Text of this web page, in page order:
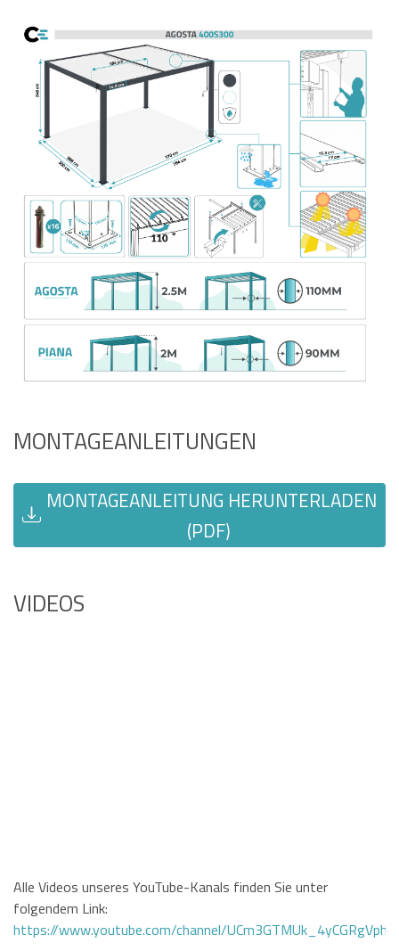
MONTAGEANLEITUNGEN
MONTAGEANLEITUNG HERUNTERLADEN
(PDF)
VIDEOS
Alle Videos unseres YouTube-Kanals finden Sie unter
folgendem Link:
https://www.youtube.com/channel/